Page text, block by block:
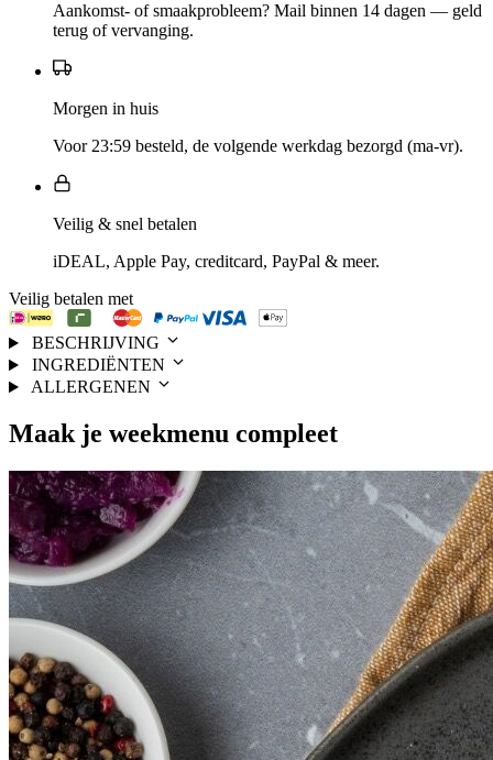
Aankomst- of smaakprobleem? Mail binnen 14 dagen — geld
terug of vervanging.
Morgen in huis
Voor 23:59 besteld, de volgende werkdag bezorgd (ma-vr).
Veilig & snel betalen
iDEAL, Apple Pay, creditcard, PayPal & meer.
Veilig betalen met
BESCHRIJVING
INGREDIËNTEN
ALLERGENEN
Maak je weekmenu compleet